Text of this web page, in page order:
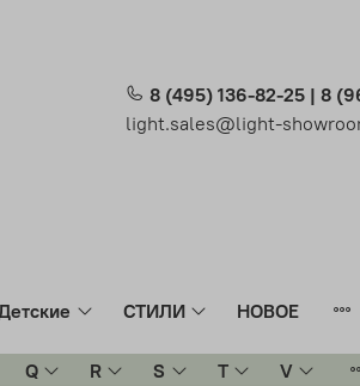
8 (495) 136-82-25 | 8
light.sales@light-
СТИЛИ НОВОЕ
Q R S T V